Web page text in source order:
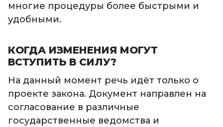
многие процедуры более быстрыми и
удобными.
КОГДА ИЗМЕНЕНИЯ МОГУТ
ВСТУПИТЬ В СИЛУ?
На данный момент речь идёт только о
проекте закона. Документ направлен на
согласование в различные
государственные ведомства и